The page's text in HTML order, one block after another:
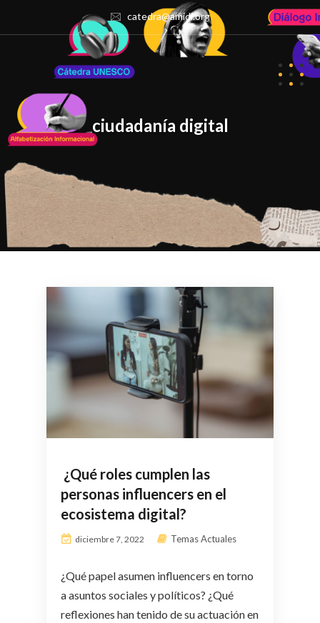
catedra@amidi.org
ciudadanía digital
¿Qué roles cumplen las
personas influencers en el
ecosistema digital?
diciembre 7, 2022 Temas Actuales
¿Qué papel asumen influencers en torno
a asuntos sociales y políticos? ¿Qué
reflexiones han tenido de su actuación en